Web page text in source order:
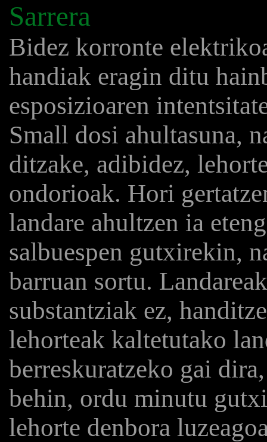
Sarrera
Bidez korronte
handiak eragin ditu
esposizioaren
Small dosi ahultasuna,
ditzake, adibidez,
ondorioak. Hori
landare ahultzen ia
salbuespen gutxirekin,
barruan sortu.
substantziak ez,
lehorteak kaltetutako
berreskuratzeko gai
behin, ordu minutu
lehorte denbora